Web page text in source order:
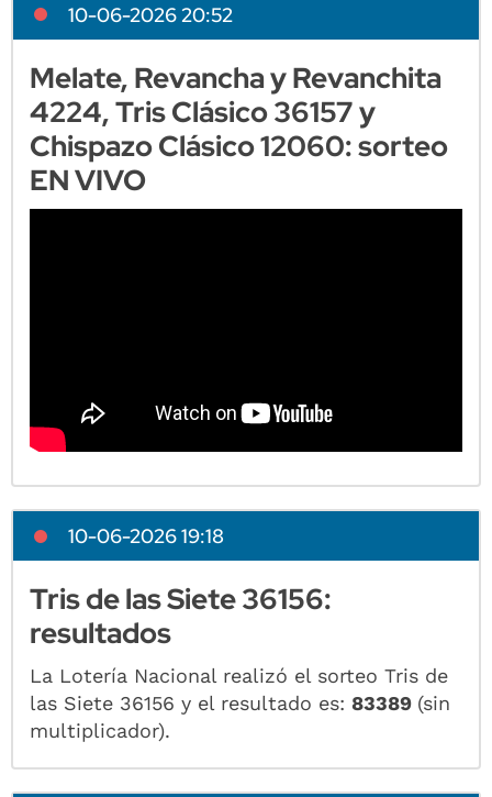
10-06-2026 20:52
Melate, Revancha y Revanchita
4224, Tris Clásico 36157 y
Chispazo Clásico 12060: sorteo
EN VIVO
10-06-2026 19:18
Tris de las Siete 36156:
resultados
La Lotería Nacional realizó el sorteo Tris de
las Siete 36156 y el resultado es:83389 (sin
multiplicador).